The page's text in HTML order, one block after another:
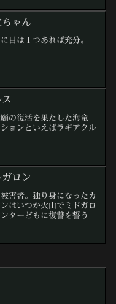
ゃん
目は１つあれば充分。
の復活を果たした海竜
ョンといえばラギアクル
ロン
害者。独り身になったカ
はいつか火山でミドガロ
ターどもに復讐を誓うの